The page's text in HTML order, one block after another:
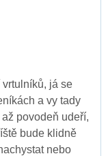
já se
a vy tady
povodeň udeří,
bude klidně
nebo